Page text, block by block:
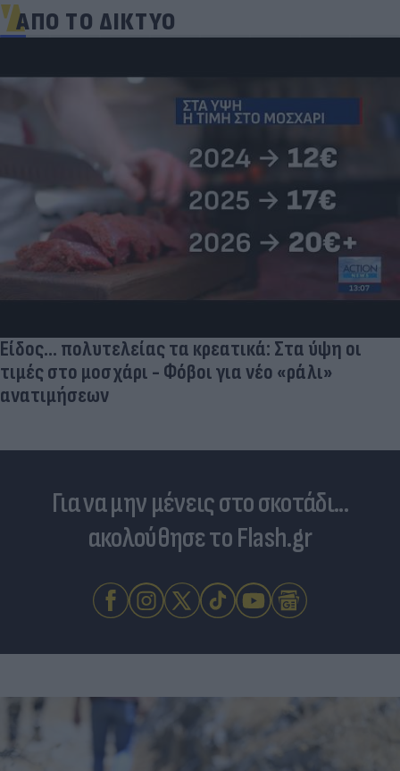
ΑΠΟ ΤΟ ΔΙΚΤΥΟ
Είδος... πολυτελείας τα κρεατικά: Στα ύψη οι
τιμές στο μοσχάρι - Φόβοι για νέο «ράλι»
ανατιμήσεων
Για να μην μένεις στο σκοτάδι...
ακολούθησε το Flash.gr